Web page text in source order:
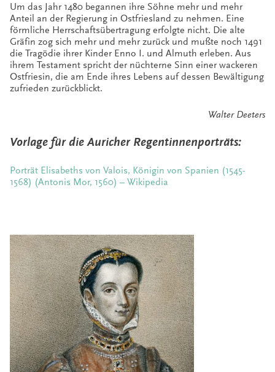
Um das Jahr 1480 begannen ihre Söhne mehr und mehr
Anteil an der Regierung in Ostfriesland zu nehmen. Eine
förmliche Herrschaftsübertragung erfolgte nicht. Die alte
Gräfin zog sich mehr und mehr zurück und mußte noch 1491
die Tragödie ihrer Kinder Enno I. und Almuth erleben. Aus
ihrem Testament spricht der nüchterne Sinn einer wackeren
Ostfriesin, die am Ende ihres Lebens auf dessen Bewältigung
zufrieden zurückblickt.
Walter Deeters
Vorlage für die Auricher Regentinnenporträts:
Porträt Elisabeths von Valois, Königin von Spanien (1545-
1568) (Antonis Mor, 1560) – Wikipedia